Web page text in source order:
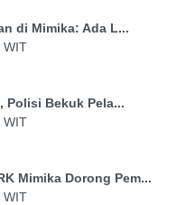
di Mimika: Ada L...
WIT
Polisi Bekuk Pela...
WIT
Mimika Dorong Pem...
WIT